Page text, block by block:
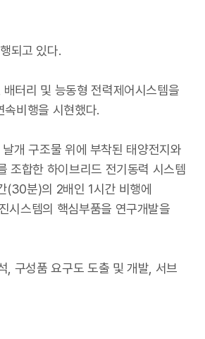
되고 있다.
터리 및 능동형 전력제어시스템을
비행을 시현했다.
개 구조물 위에 부착된 태양전지와
조합한 하이브리드 전기동력 시스템
(30분)의 2배인 1시간 비행에
시스템의 핵심부품을 연구개발을
, 구성품 요구도 도출 및 개발, 서브